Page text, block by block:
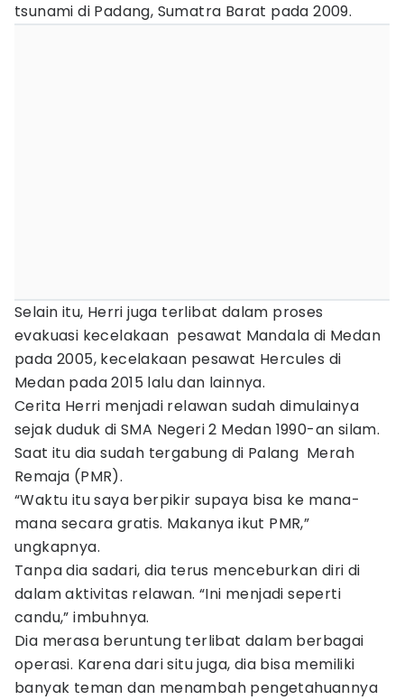
tsunami di Padang, Sumatra Barat pada 2009.
Selain itu, Herri juga terlibat dalam proses
evakuasi kecelakaan pesawat Mandala di Medan
pada 2005, kecelakaan pesawat Hercules di
Medan pada 2015 lalu dan lainnya.
Cerita Herri menjadi relawan sudah dimulainya
sejak duduk di SMA Negeri 2 Medan 1990-an silam.
Saat itu dia sudah tergabung di Palang Merah
Remaja (PMR).
“Waktu itu saya berpikir supaya bisa ke mana-
mana secara gratis. Makanya ikut PMR,”
ungkapnya.
Tanpa dia sadari, dia terus menceburkan diri di
dalam aktivitas relawan. “Ini menjadi seperti
candu,” imbuhnya.
Dia merasa beruntung terlibat dalam berbagai
operasi. Karena dari situ juga, dia bisa memiliki
banyak teman dan menambah pengetahuannya